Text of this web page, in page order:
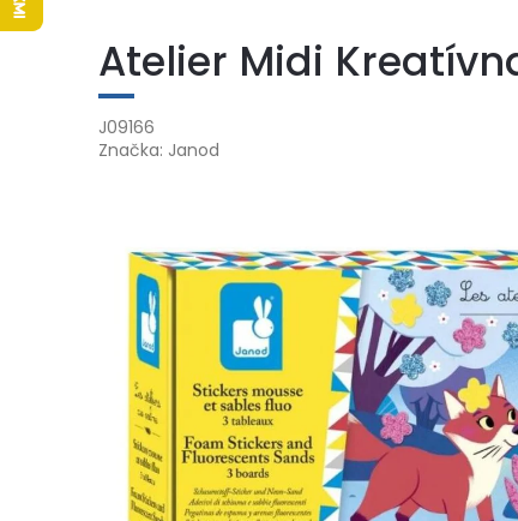
Atelier Midi
J09166
Značka: Janod